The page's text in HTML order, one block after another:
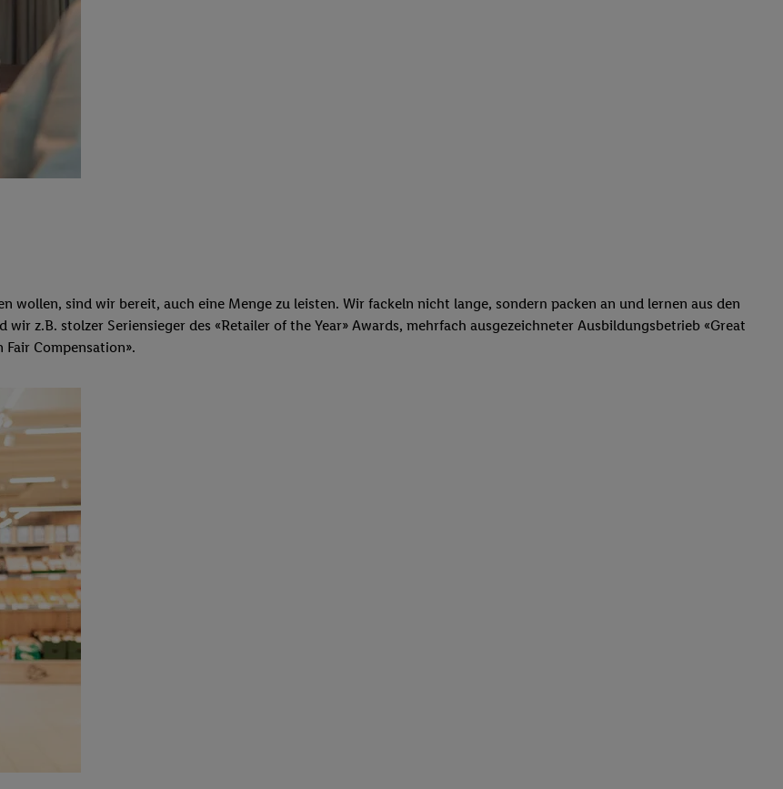
wollen, sind wir bereit, auch eine Menge zu leisten. Wir fackeln nicht lange, sondern packen an und lernen aus den
z.B. stolzer Seriensieger des «Retailer of the Year» Awards, mehrfach ausgezeichneter Ausbildungsbetrieb «Great
Compensation».